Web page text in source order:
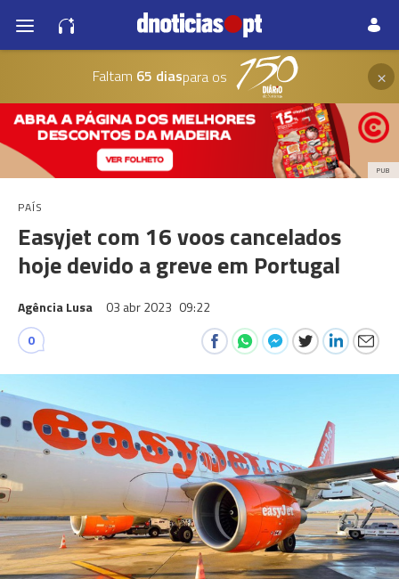
Faltam 65 diaspara os ×
PUB
PAÍS
Easyjet com 16 voos cancelados
hoje devido a greve em Portugal
Agência Lusa 03 abr 2023 09:22
0